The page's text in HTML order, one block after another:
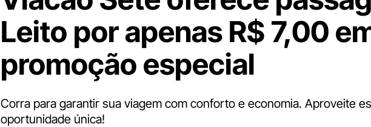
Leito por apenas R$ 7,00
promoção especial
Corra para garantir sua viagem com conforto e economia. Aproveite
oportunidade única!